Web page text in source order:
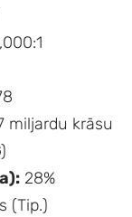
miljardu krāsu
28%
(Tip.)